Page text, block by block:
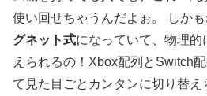
使い回せちゃうんだよぉ。 しかも
グネット式になっていて、物理
えられるの！Xbox配列とSwitch
て見た目ごとカンタンに切り替